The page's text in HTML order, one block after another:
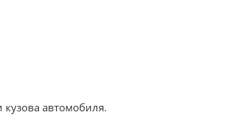
автомобиля.